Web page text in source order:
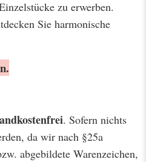
zu erwerben.
Sie harmonische
. Sofern nichts
da wir nach §25a
abgebildete Warenzeichen,